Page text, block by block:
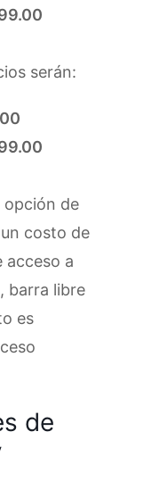
serán:
opción de
costo de
acceso a
barra libre
es
de